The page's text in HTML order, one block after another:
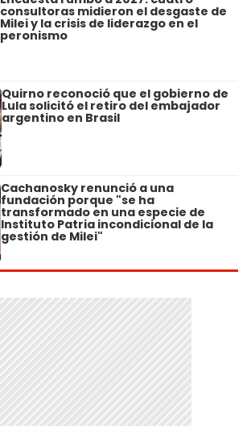
consultoras midieron el desgaste de
Milei y la crisis de liderazgo en el
peronismo
Quirno reconoció que el gobierno de
Lula solicitó el retiro del embajador
argentino en Brasil
Cachanosky renunció a una
fundación porque "se ha
transformado en una especie de
Instituto Patria incondicional de la
gestión de Milei"